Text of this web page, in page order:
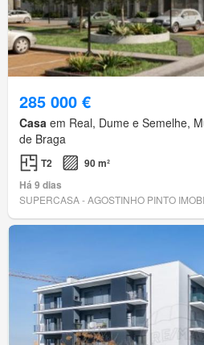
285 000 €
Casa em Real, Dume e Semelhe,
de Braga
T2
90 m²
Há 9 dias
SUPERCASA - AGOSTINHO PINTO